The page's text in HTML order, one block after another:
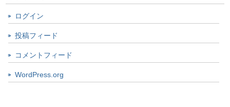
ログイン
投稿フィード
コメントフィード
WordPress.org